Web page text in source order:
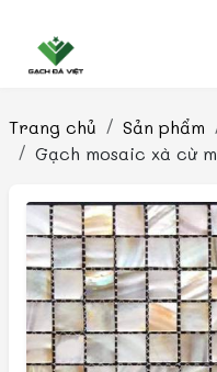
Trang chủ Sản phẩm
Gạch mosaic xà cừ